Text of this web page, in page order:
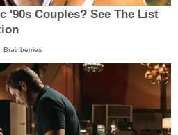
'90s Couples? See The List
Brainberries